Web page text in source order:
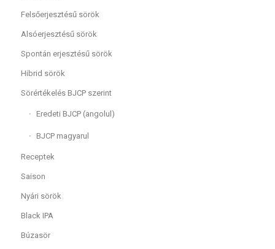
Felsőerjesztésű sörök
Alsóerjesztésű sörök
Spontán erjesztésű sörök
Hibrid sörök
Sörértékelés BJCP szerint
Eredeti BJCP (angolul)
BJCP magyarul
Receptek
Saison
Nyári sörök
Black IPA
Búzasör